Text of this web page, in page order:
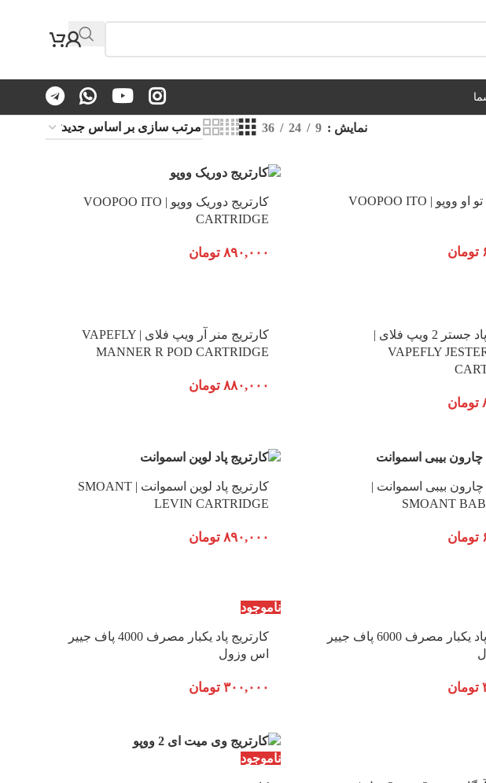
نمایش 9
24
36
کویل آی تو او ووپو | VOOPOO ITO
تومان
کارتریج دوریک ووپو | VOOPOO ITO
CARTRIDGE
۸۹۰,۰۰۰ تومان
کارتریج پاد جستر 2 ویپ فلای |
VAPEFLY
تومان
کارتریج منر آر ویپ فلای | VAPEFLY
MANNER R POD CARTRIDGE
۸۸۰,۰۰۰ تومان
چارون بیبی اسموانت |
SMOANT
تومان
کارتریج پاد لوین اسموانت | SMOANT
LEVIN CARTRIDGE
۸۹۰,۰۰۰ تومان
کارتریج پاد یکبار مصرف 6000 پاف جییر
تومان
ناموجود
کارتریج پاد یکبار مصرف 4000 پاف جییر
اس وزول
۳۰۰,۰۰۰ تومان
ناموجود